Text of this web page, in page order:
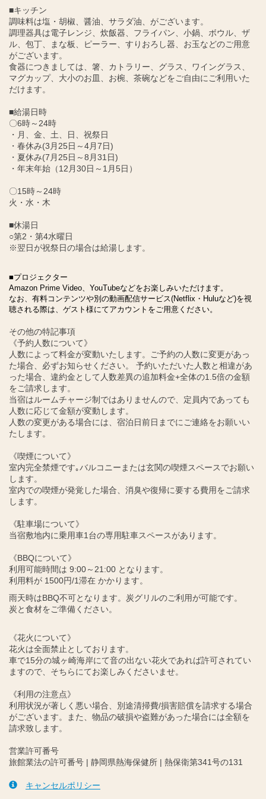
■キッチン
調味料は塩・胡椒、醤油、サラダ油、がございます。
調理器具は電子レンジ、炊飯器、フライパン、小鍋、ボウル、ザ
ル、包丁、まな板、ピーラー、すりおろし器、お玉などのご用意
がございます。
食器につきましては、箸、カトラリー、グラス、ワイングラス、
マグカップ、大小のお皿、お椀、茶碗などをご自由にご利用いた
だけます。
■給湯日時
〇6時～24時
・月、金、土、日、祝祭日
・春休み(3月25日～4月7日)
・夏休み(7月25日～8月31日)
・年末年始（12月30日～1月5日）
〇15時～24時
火・水・木
■休湯日
○第2・第4水曜日
※翌日が祝祭日の場合は給湯します。
■プロジェクター
Amazon Prime Video、YouTubeなどをお楽しみいただけます。
なお、有料コンテンツや別の動画配信サービス(Netflix・Huluなど)を視
聴される際は、ゲスト様にてアカウントをご用意ください。
その他の特記事項
《予約人数について》
人数によって料金が変動いたします。ご予約の人数に変更があっ
た場合、必ずお知らせください。 予約いただいた人数と相違があ
った場合、違約金として人数差異の追加料金+全体の1.5倍の金額
をご請求します。
当宿はルームチャージ制ではありませんので、定員内であっても
人数に応じて金額が変動します。
人数の変更がある場合には、宿泊日前日までにご連絡をお願いい
たします。
《喫煙について》
室内完全禁煙です｡バルコニーまたは玄関の喫煙スペースでお願い
します。
室内での喫煙が発覚した場合、消臭や復帰に要する費用をご請求
します。
《駐車場について》
当宿敷地内に乗用車1台の専用駐車スペースがあります。
《BBQについて》
利用可能時間は 9:00～21:00 となります。
利用料が 1500円/1滞在 かかります。
雨天時はBBQ不可となります。炭グリルのご利用が可能です。
炭と食材をご準備ください。
《花火について》
花火は全面禁止としております。
車で15分の城ヶ崎海岸にて音の出ない花火であれば許可されてい
ますので、そちらにてお楽しみくださいませ。
《利用の注意点》
利用状況が著しく悪い場合、別途清掃費/損害賠償を請求する場合
がございます。また、物品の破損や盗難があった場合には全額を
請求致します。
営業許可番号
旅館業法の許可番号 | 静岡県熱海保健所 | 熱保衛第341号の131
キャンセルポリシー